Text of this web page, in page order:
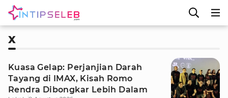
X
Kuasa Gelap: Perjanjian Darah
Tayang di IMAX, Kisah Romo
Rendra Dibongkar Lebih Dalam